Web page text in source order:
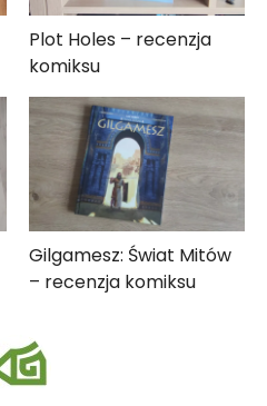
Plot Holes – recenzja
komiksu
Gilgamesz: Świat Mitów
– recenzja komiksu